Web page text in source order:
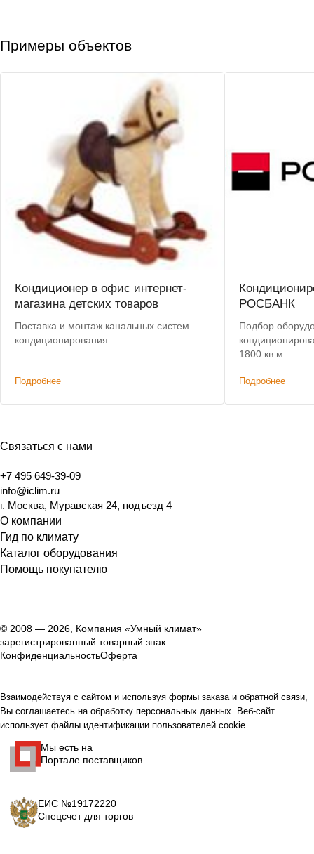
Примеры объектов
Кондиционер в офис интернет-
магазина детских товаров
Поставка и монтаж канальных систем
кондиционирования
Подробнее
РОСБАНК
Подбор
1800 кв.м.
Подробнее
Связаться с нами
+7 495 649-39-09
info@iclim.ru
г. Москва, Муравская 24, подъезд 4
О компании
Гид по климату
Каталог оборудования
Помощь покупателю
© 2008 — 2026, Компания «Умный климат»
зарегистрированный товарный знак
КонфиденциальностьОферта
Взаимодействуя с сайтом и используя формы заказа и обратной связи,
Вы соглашаетесь на обработку персональных данных. Веб-сайт
использует файлы идентификации пользователей cookie.
Мы есть на
Портале поставщиков
ЕИС №19172220
Спецсчет для торгов